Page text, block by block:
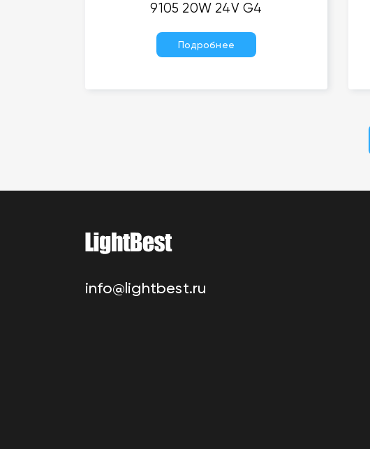
9105 20W 24V G4
Подробнее
info@lightbest.ru